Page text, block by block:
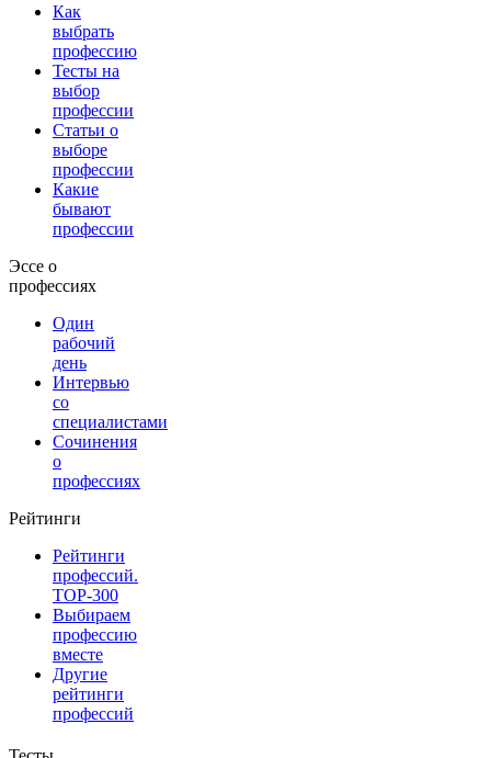
Как
выбрать
профессию
Тесты на
выбор
профессии
Статьи о
выборе
профессии
Какие
бывают
профессии
Эссе о
профессиях
Один
рабочий
день
Интервью
со
специалистами
Сочинения
о
профессиях
Рейтинги
Рейтинги
профессий.
TOP-300
Выбираем
профессию
вместе
Другие
рейтинги
профессий